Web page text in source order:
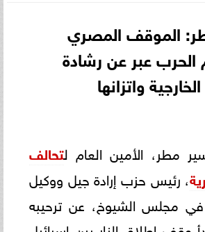
الموقف المصري
الحرب عبر عن رشادة
واتزانها
مطر، الأمين العام لتحالف
، رئيس حزب إرادة جيل ووكيل
في مجلس الشيوخ، عن ترحيبه